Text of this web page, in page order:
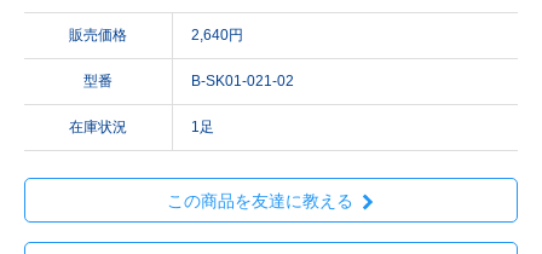
販売価格 2,640円
型番 B-SK01-021-02
在庫状況 1足
この商品を友達に教える